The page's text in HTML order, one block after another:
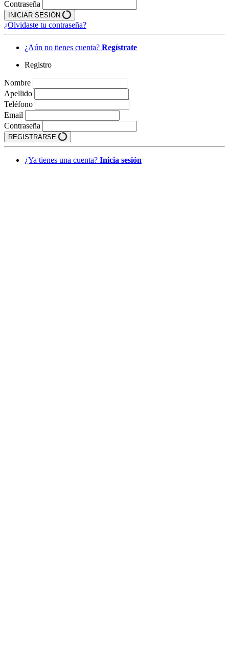
Contraseña
INICIAR SESIÓN
¿Olvidaste tu contraseña?
¿Aún no tienes cuenta? Regístrate
Registro
Nombre
Apellido
Teléfono
Email
Contraseña
REGISTRARSE
¿Ya tienes una cuenta? Inicia sesión